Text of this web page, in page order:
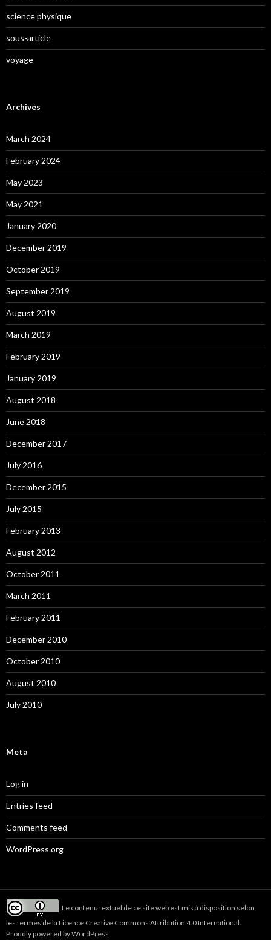
science physique
sous-article
voyage
Archives
March 2024
February 2024
May 2023
May 2021
January 2020
December 2019
October 2019
September 2019
August 2019
March 2019
February 2019
January 2019
August 2018
June 2018
December 2017
July 2016
December 2015
July 2015
February 2013
August 2012
October 2011
March 2011
February 2011
December 2010
October 2010
August 2010
July 2010
Meta
Log in
Entries feed
Comments feed
WordPress.org
Le contenu textuel de ce site web est mis à disposition selon
les termes de la Licence Creative Commons Attribution 4.0 International
Proudly powered by WordPress